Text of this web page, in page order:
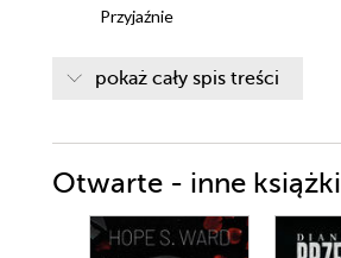
Przyjaźnie
Miłość
Drzewna loteria
Pomalutku, pomalutku
pokaż cały spis treści
Otwarte - inne książki